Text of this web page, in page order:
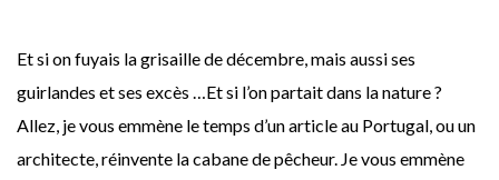
Et si on fuyais la grisaille de décembre, mais aussi ses
guirlandes et ses excès …Et si l’on partait dans la nature ?
Allez, je vous emmène le temps d’un article au Portugal, ou un
architecte, réinvente la cabane de pêcheur. Je vous emmène